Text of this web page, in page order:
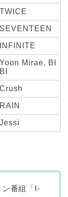
TWICE
SEVENTEEN
INFINITE
Yoon Mirae, BI
BI
Crush
RAIN
Jessi
番組「I-